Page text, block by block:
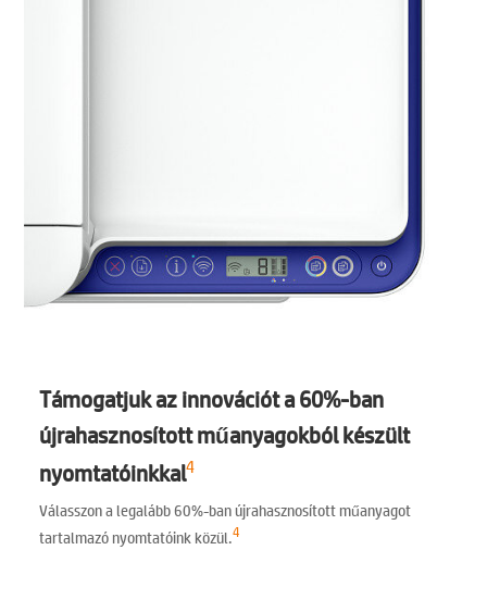
Támogatjuk az innovációt a 60%-ban
újrahasznosított műanyagokból készült
nyomtatóinkkal4
Válasszon a legalább 60%-ban újrahasznosított műanyagot
tartalmazó nyomtatóink közül.4